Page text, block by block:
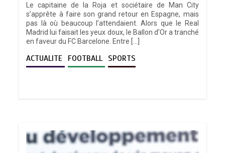
Le capitaine de la Roja et sociétaire de Man City
s’apprête à faire son grand retour en Espagne, mais
pas là où beaucoup l’attendaient. Alors que le Real
Madrid lui faisait les yeux doux, le Ballon d’Or a tranché
en faveur du FC Barcelone. Entre […]
ACTUALITE FOOTBALL SPORTS